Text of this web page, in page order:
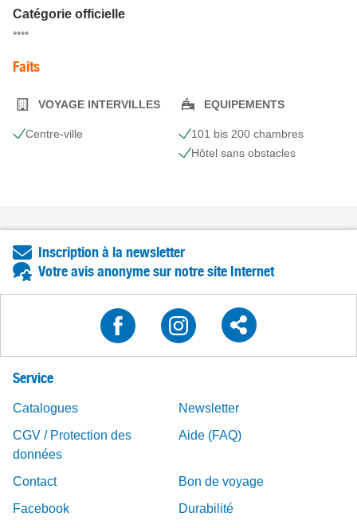
Catégorie officielle
****
Faits
VOYAGE INTERVILLES
Centre-ville
EQUIPEMENTS
101 bis 200 chambres
Hôtel sans obstacles
Inscription à la newsletter
Votre avis anonyme sur notre site Internet
Service
Catalogues
Newsletter
CGV / Protection des
données
Aide (FAQ)
Contact
Bon de voyage
Facebook
Durabilité